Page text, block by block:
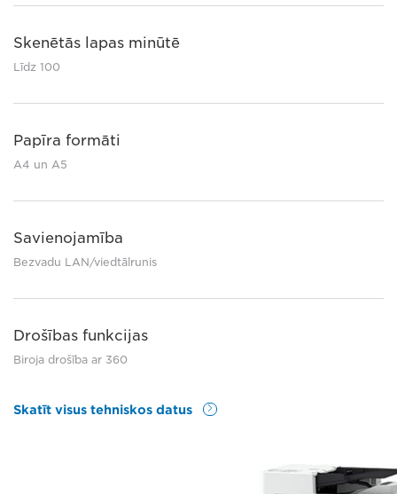
Skenētās lapas minūtē
Līdz 100
Papīra formāti
A4 un A5
Savienojamība
Bezvadu LAN/viedtālrunis
Drošības funkcijas
Biroja drošība ar 360
Skatīt visus tehniskos datus